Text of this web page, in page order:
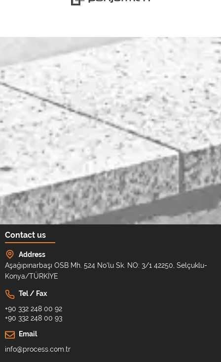
Contact us
Address
Aşağıpınarbaşı OSB Mh. 524 No'lu Sk. NO: 3/1 42250, Selçuklu-
Konya/TÜRKİYE
Tel / Fax
+90 332 248 00 92
+90 332 248 00 93
Email
info@process.com.tr